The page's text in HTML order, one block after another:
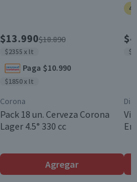
$13.990$18.890
$2355 x lt
Paga $10.990
$1850 x lt
Corona
Pack 18 un. Cerveza Corona
Lager 4.5° 330 cc
Agregar